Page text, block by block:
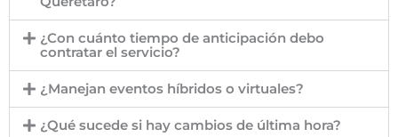
¿Con cuánto tiempo de anticipación debo
contratar el servicio?
¿Manejan eventos híbridos o virtuales?
¿Qué sucede si hay cambios de última hora?